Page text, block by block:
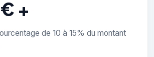
+
de 10 à 15% du montant